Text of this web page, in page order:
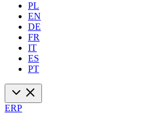
PL
EN
DE
FR
IT
ES
PT
ERP